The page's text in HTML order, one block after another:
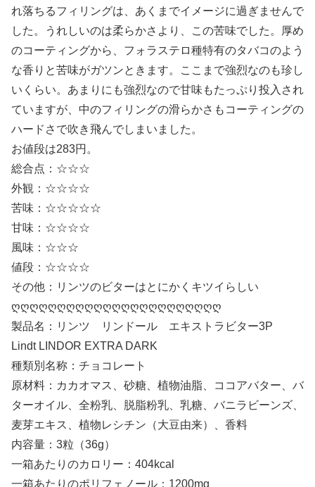
れ落ちるフィリングは、あくまでイメージに過ぎませんで
した。うれしいのは柔らかさより、この苦味でした。厚め
のコーティングから、フォラステロ種特有のタバコのよう
な香りと苦味がガツンときます。ここまで強烈なのも珍し
いくらい。あまりにも強烈なので甘味もたっぷり投入され
ていますが、中のフィリングの滑らかさもコーティングの
ハードさで吹き飛んでしまいました。
お値段は283円。
総合点：☆☆☆
外観：☆☆☆☆
苦味：☆☆☆☆☆
甘味：☆☆☆☆
風味：☆☆☆
値段：☆☆☆☆
その他：リンツのビターはとにかくキツイらしい
ღღღღღღღღღღღღღღღღღღღღღღღ
製品名：リンツ リンドール エキストラビター3P
Lindt LINDOR EXTRA DARK
種類別名称：チョコレート
原材料：カカオマス、砂糖、植物油脂、ココアバター、バ
ターオイル、全粉乳、脱脂粉乳、乳糖、バニラビーンズ、
麦芽エキス、植物レシチン（大豆由来）、香料
内容量：3粒（36g）
一箱あたりのカロリー：404kcal
一箱あたりのポリフェノール：1200mg